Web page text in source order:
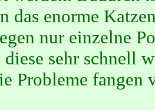
das enorme
nur einzelne
sehr schnell
Probleme fangen